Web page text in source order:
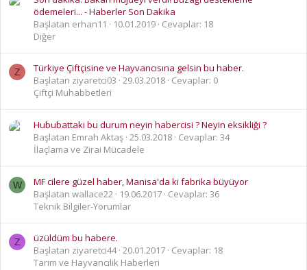
ödemeleri... - Haberler Son Dakika
Başlatan erhan11
10.01.2019 Cevaplar: 18
Diğer
Z
Türkiye Çiftçisine ve Hayvancısına gelsin bu haber.
Başlatan ziyaretci03 29.03.2018 Cevaplar: 0
Çiftçi Muhabbetleri
Hububattaki bu durum neyin habercisi ? Neyin eksikliği ?
Başlatan Emrah Aktaş 25.03.2018 Cevaplar: 34
İlaçlama ve Zirai Mücadele
W
MF cilere güzel haber, Manisa'da ki fabrika büyüyor
Başlatan wallace22
19.06.2017 Cevaplar: 36
Teknik Bilgiler-Yorumlar
Z
üzüldüm bu habere.
Başlatan ziyaretci44 20.01.2017 Cevaplar: 18
Tarım ve Hayvancılık Haberleri